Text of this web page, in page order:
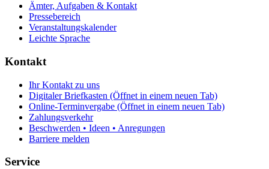
Ämter, Aufgaben & Kontakt
Pressebereich
Veranstaltungskalender
Leichte Sprache
Kontakt
Ihr Kontakt zu uns
Digitaler Briefkasten (Öffnet in einem neuen Tab)
Online-Terminvergabe (Öffnet in einem neuen Tab)
Zahlungsverkehr
Beschwerden • Ideen • Anregungen
Barriere melden
Service